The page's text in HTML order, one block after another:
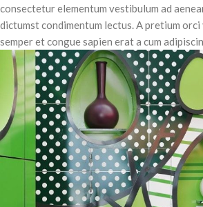
consectetur elementum vestibulum ad
dictumst condimentum lectus. A pretium orci
semper et congue sapien erat a cum